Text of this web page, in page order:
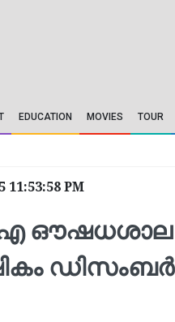
EDUCATION MOVIES TOUR
11:53:58 PM
ഡിസംബര്‍